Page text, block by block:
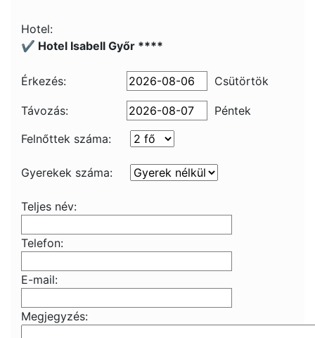
Hotel:
✔️ Hotel Isabell Győr ****
Érkezés: Csütörtök
Távozás:
Péntek
Felnőttek száma:
Gyerekek száma:
Teljes név:
Telefon:
E-mail:
Megjegyzés: